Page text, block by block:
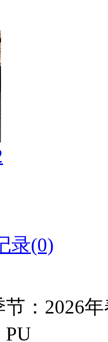
录(0)
节：2026
PU